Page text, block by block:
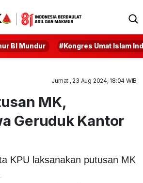
BI Mundur #Kongres Umat Islam
Jumat , 23 Aug 2024, 18:04 WIB
MK,
Geruduk Kantor
KPU laksanakan putusan MK